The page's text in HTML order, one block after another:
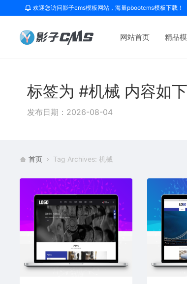
欢迎您访问影子cms模板网站，海量pbootcms模板下载！
网站首页 精品
标签为 #机械 内容如下
发布日期：2026-08-04
首页 Tag Archives: 机械